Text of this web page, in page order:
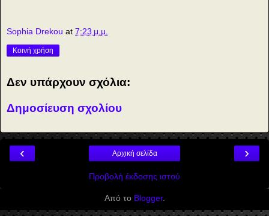
Sophia Drekou at 7:23 μ.μ.
Κοινή χρήση
Δεν υπάρχουν σχόλια:
Δημοσίευση σχολίου
‹ ›
Αρχική σελίδα
Προβολή έκδοσης ιστού
Από το Blogger.